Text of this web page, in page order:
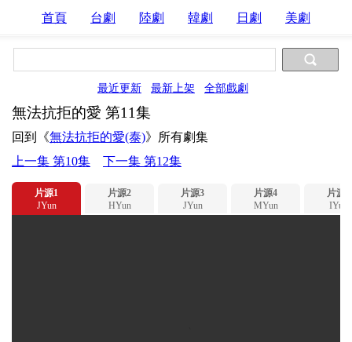
首頁 台劇 陸劇 韓劇 日劇 美劇
最近更新 最新上架 全部戲劇
無法抗拒的愛 第11集
回到《無法抗拒的愛(泰)》所有劇集
上一集 第10集
下一集 第12集
片源1
JYun
片源2
HYun
片源3
JYun
片源4
MYun
片源5
IYun